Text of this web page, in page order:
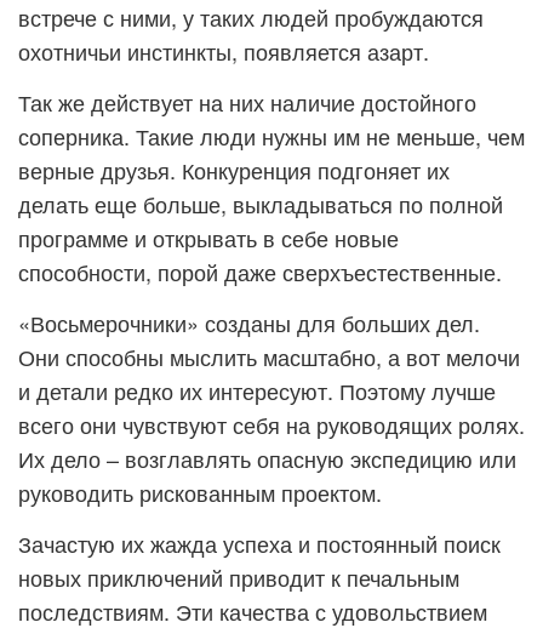
встрече с ними, у таких людей пробуждаются
охотничьи инстинкты, появляется азарт.
Так же действует на них наличие достойного
соперника. Такие люди нужны им не меньше, чем
верные друзья. Конкуренция подгоняет их
делать еще больше, выкладываться по полной
программе и открывать в себе новые
способности, порой даже сверхъестественные.
«Восьмерочники» созданы для больших дел.
Они способны мыслить масштабно, а вот мелочи
и детали редко их интересуют. Поэтому лучше
всего они чувствуют себя на руководящих ролях.
Их дело – возглавлять опасную экспедицию или
руководить рискованным проектом.
Зачастую их жажда успеха и постоянный поиск
новых приключений приводит к печальным
последствиям. Эти качества с удовольствием